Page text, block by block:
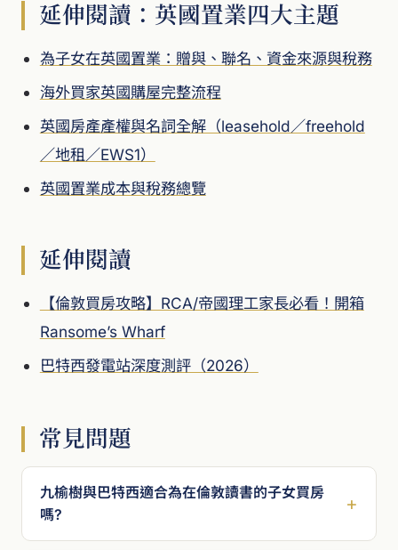
延伸閱讀：英國置業四大主題
為子女在英國置業：贈與、聯名、資金來源與稅務
海外買家英國購屋完整流程
英國房產產權與名詞全解（leasehold／freehold
／地租／EWS1）
英國置業成本與稅務總覽
延伸閱讀
【倫敦買房攻略】RCA/帝國理工家長必看！開箱
Ransome’s Wharf
巴特西發電站深度測評（2026）
常見問題
九榆樹與巴特西適合為在倫敦讀書的子女買房
嗎?